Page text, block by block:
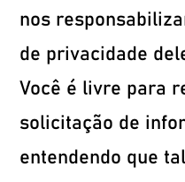
nos
de privacidade
Você é livre para
solicitação de
entendendo que